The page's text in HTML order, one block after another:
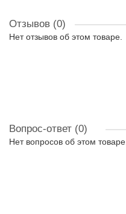
Отзывов (0)
Нет отзывов об этом товаре.
Вопрос-ответ (0)
Нет вопросов об этом товаре.